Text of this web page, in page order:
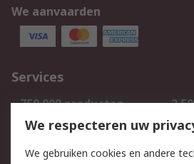
We aanvaarden
Services
750.000 producten
Bestellen
We respecteren uw
We gebruiken cookies en andere